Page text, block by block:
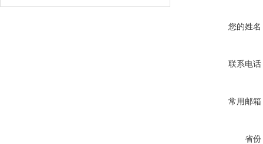
您的姓名
联系电话
常用邮箱
省份